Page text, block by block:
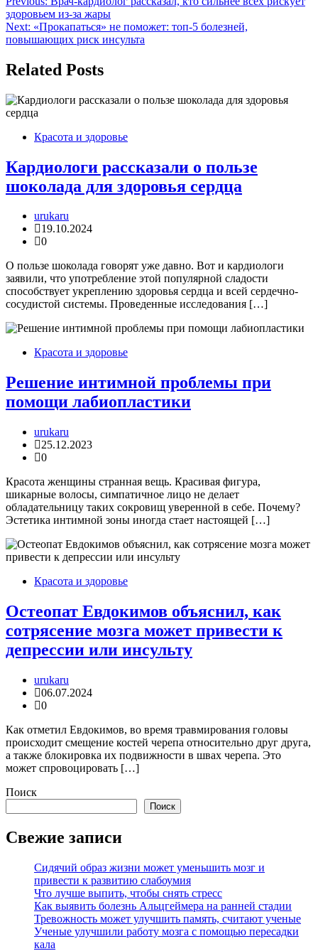
по
записям
здоровьем из-за жары
Next: «Прокапаться» не поможет: топ-5 болезней,
повышающих риск инсульта
Related Posts
Красота и здоровье
Кардиологи рассказали о пользе
шоколада для здоровья сердца
urukaru
19.10.2024
0
О пользе шоколада говорят уже давно. Вот и кардиологи
заявили, что употребление этой популярной сладости
способствует укреплению здоровья сердца и всей сердечно-
сосудистой системы. Проведенные исследования […]
Красота и здоровье
Решение интимной проблемы при
помощи лабиопластики
urukaru
25.12.2023
0
Красота женщины странная вещь. Красивая фигура,
шикарные волосы, симпатичное лицо не делает
обладательницу таких сокровищ уверенной в себе. Почему?
Эстетика интимной зоны иногда стает настоящей […]
Красота и здоровье
Остеопат Евдокимов объяснил, как
сотрясение мозга может привести к
депрессии или инсульту
urukaru
06.07.2024
0
Как отметил Евдокимов, во время травмирования головы
происходит смещение костей черепа относительно друг друга,
а также блокировка их подвижности в швах черепа. Это
может спровоцировать […]
Поиск
Поиск
Свежие записи
Сидячий образ жизни может уменьшить мозг и
привести к развитию слабоумия
Что лучше выпить, чтобы снять стресс
Как выявить болезнь Альцгеймера на ранней стадии
Тревожность может улучшить память, считают ученые
Ученые улучшили работу мозга с помощью пересадки
кала